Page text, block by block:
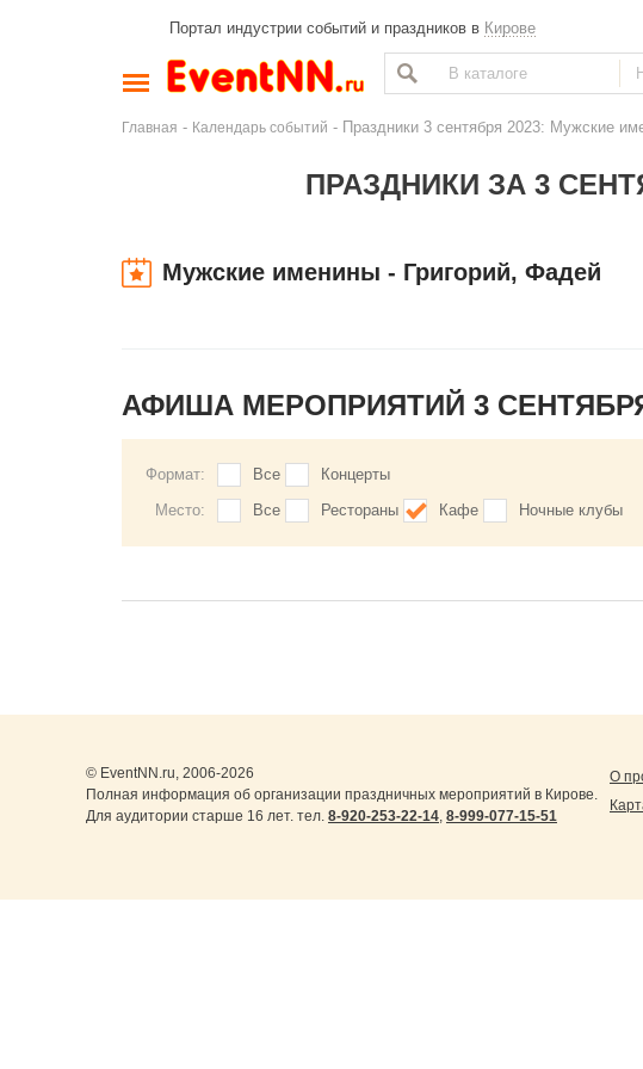
Портал индустрии событий и праздников в Кирове
Главная - Календарь событий - Праздники 3 сентября 2023: Мужские
ПРАЗДНИКИ ЗА 3
Мужские именины - Григорий, Фадей
АФИША МЕРОПРИЯТИЙ 3
Формат: Все
Концерты
Место:
Все Рестораны Кафе Ночные клубы
© EventNN.ru, 2006-2026
Полная информация об организации праздничных мероприятий в Кирове.
Для аудитории старше 16 лет. тел. 8-920-253-22-14, 8-999-077-15-51
О